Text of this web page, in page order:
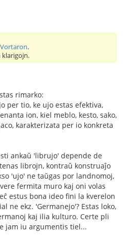
.
klarigojn.
rimarko:
per tio, ke ujo estas efektiva,
ion, kiel meblo, kesto, sako,
karakterizata per io konkreta
ankaŭ 'librujo' depende de
librojn, kontraŭ konstruaĵo
'ujo' ne taŭgas por landnomoj,
fermita muro kaj oni volas
estus bona ideo fini la kverelon
ne ekz. 'Germanejo'? Estas loko,
kaj ilia kulturo. Certe pli
jam iu argumentis tiel...